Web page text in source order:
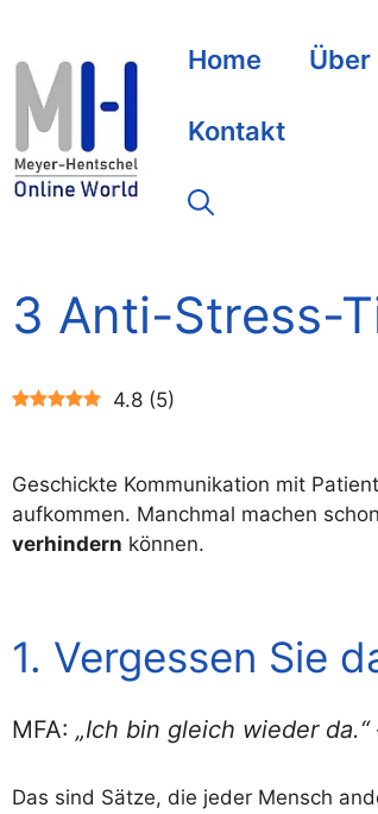
Home Über
Kontakt
3 Anti-Stress-
4.8 (5)
Geschickte Kommunikation mit
aufkommen. Manchmal machen
verhindern können.
1. Vergessen Sie
MFA: „Ich bin gleich wieder
Das sind Sätze, die jeder Mensch